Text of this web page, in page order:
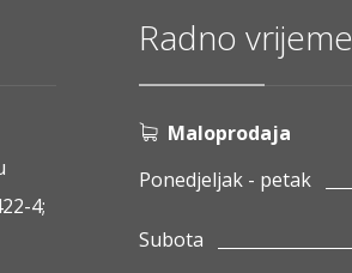
4;
Radno vrijeme
Maloprodaja
Ponedjeljak - petak
Subota